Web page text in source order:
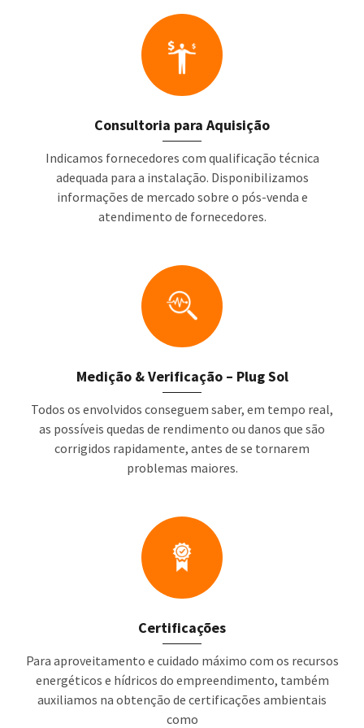
Consultoria para Aquisição
Indicamos fornecedores com qualificação técnica
adequada para a instalação. Disponibilizamos
informações de mercado sobre o pós-venda e
atendimento de fornecedores.
Medição & Verificação – Plug Sol
Todos os envolvidos conseguem saber, em tempo real,
as possíveis quedas de rendimento ou danos que são
corrigidos rapidamente, antes de se tornarem
problemas maiores.
Certificações
Para aproveitamento e cuidado máximo com os recursos
energéticos e hídricos do empreendimento, também
auxiliamos na obtenção de certificações ambientais
como